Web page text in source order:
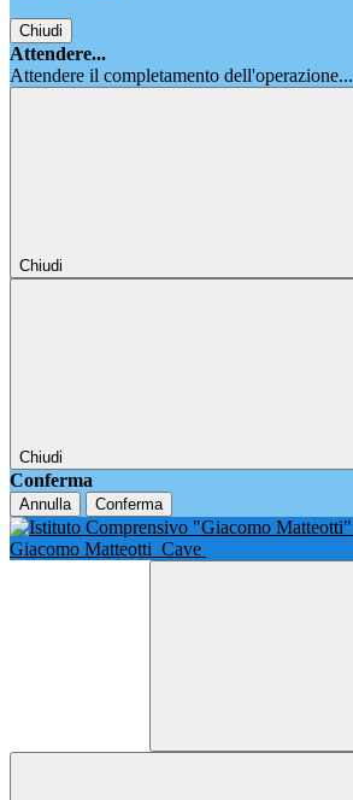
Chiudi
Attendere...
Attendere il completamento dell'operazione...
Chiudi
Chiudi
Conferma
Annulla Conferma
Giacomo Matteotti Cave